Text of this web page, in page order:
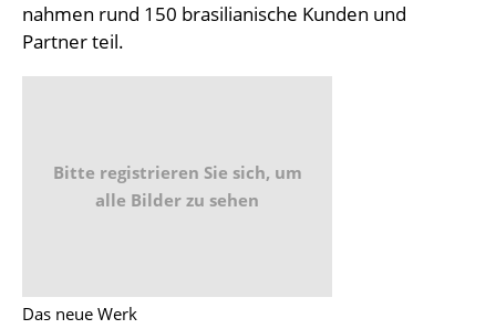
nahmen rund 150 brasilianische Kunden und
Partner teil.
Bitte registrieren Sie sich, um
alle Bilder zu sehen
Das neue Werk